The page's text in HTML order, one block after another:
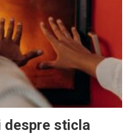
despre sticla